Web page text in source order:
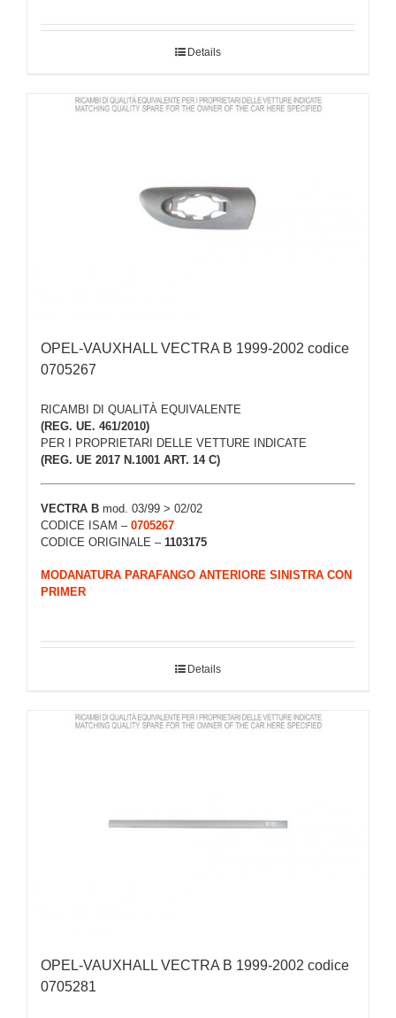
Details
OPEL-VAUXHALL VECTRA B 1999-2002 codice
0705267
RICAMBI DI QUALITÀ EQUIVALENTE
(REG. UE. 461/2010)
PER I PROPRIETARI DELLE VETTURE INDICATE
(REG. UE 2017 N.1001 ART. 14 C)
VECTRA B mod. 03/99 > 02/02
CODICE ISAM – 0705267
CODICE ORIGINALE – 1103175
MODANATURA PARAFANGO ANTERIORE SINISTRA CON
PRIMER
Details
OPEL-VAUXHALL VECTRA B 1999-2002 codice
0705281